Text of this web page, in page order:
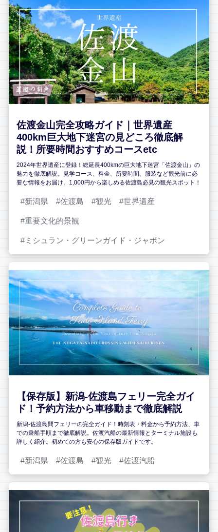
佐渡金山完全攻略ガイド｜世界遺産
400km巨大地下迷宮の見どころ徹底解
説！所要時間おすすめコースetc
2024年世界遺産に登録！総延長400kmの巨大地下迷宮「佐渡金山」の
魅力を徹底解説。見学コース、料金、所要時間、服装など観光前に必
要な情報をお届け。1,000円から楽しめる佐渡島必見の観光スポット！
新潟県 佐渡島 観光 世界遺産
重要文化的景観
ミシュラン・グリーンガイド・ジャポン
【保存版】新潟-佐渡島フェリー完全ガイ
ド！予約方法から車移動まで徹底解説
新潟-佐渡島間フェリーの完全ガイド！時刻表・料金から予約方法、車
での乗船手順まで徹底解説。佐渡汽船の最新情報とターミナル施設も
詳しく紹介。初めての方も安心の保存版ガイドです。
新潟県 佐渡島 観光 佐渡汽船